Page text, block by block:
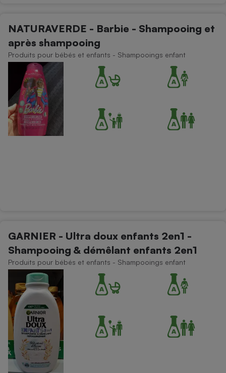
NATURAVERDE - Barbie - Shampooing et
après shampooing
Produits pour bébés et enfants - Shampooings enfant
GARNIER - Ultra doux enfants 2en1 -
Shampooing & démêlant enfants 2en1
Produits pour bébés et enfants - Shampooings enfant